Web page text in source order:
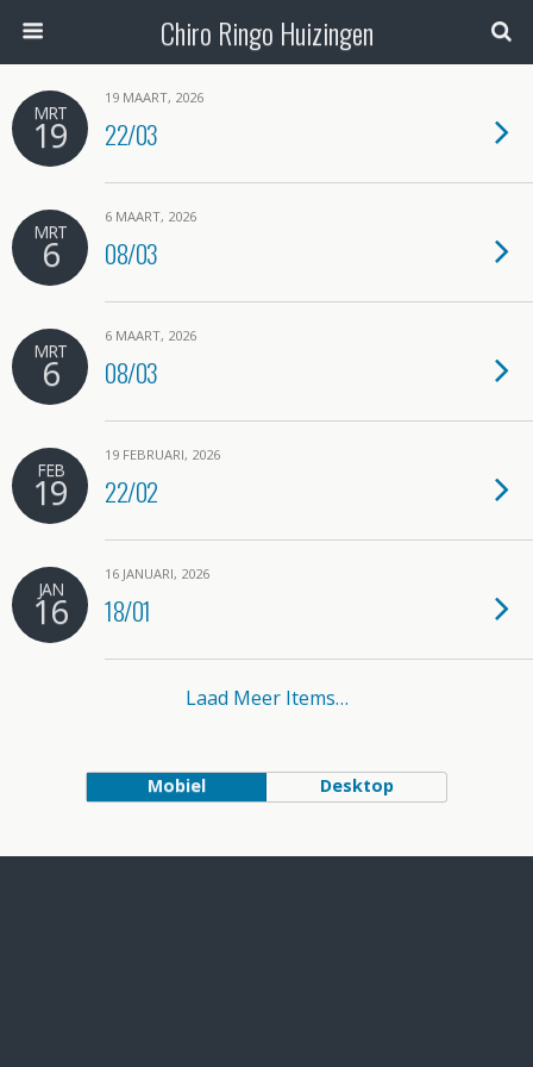
Chiro Ringo Huizingen
MRT
19
19 MAART, 2026
22/03
MRT
6
6 MAART, 2026
08/03
MRT
6
6 MAART, 2026
08/03
FEB
19
19 FEBRUARI, 2026
22/02
JAN
16
16 JANUARI, 2026
18/01
Laad Meer Items…
Mobiel Desktop